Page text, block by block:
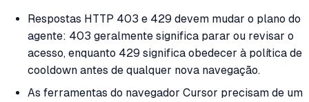
Respostas HTTP 403 e 429 devem mudar o plano do
agente: 403 geralmente significa parar ou revisar o
acesso, enquanto 429 significa obedecer à política de
cooldown antes de qualquer nova navegação.
As ferramentas do navegador Cursor precisam de um